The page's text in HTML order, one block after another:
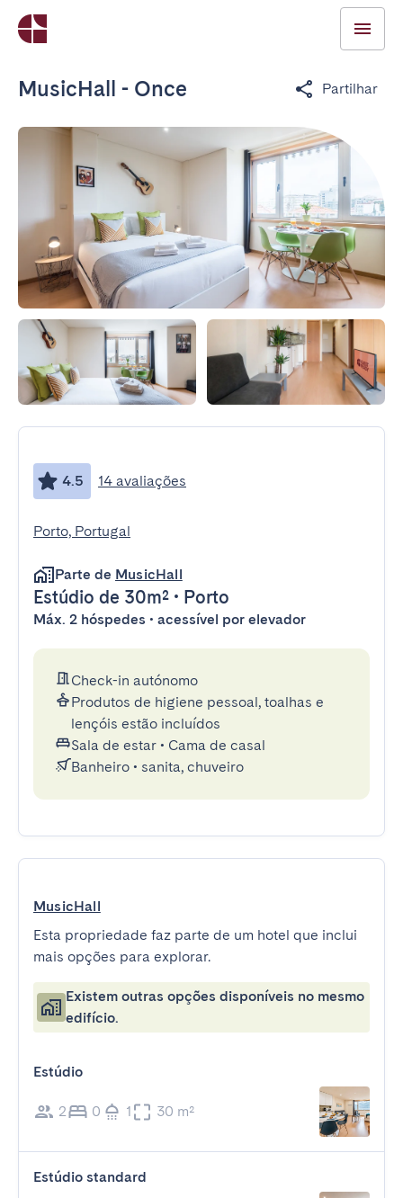
MusicHall - Once Partilhar
4.5 14 avaliações
Porto, Portugal
Parte de MusicHall
Estúdio de 30m² • Porto
Máx. 2 hóspedes • acessível por elevador
Check-in autónomo
Produtos de higiene pessoal, toalhas e
lençóis estão incluídos
Sala de estar • Cama de casal
Banheiro • sanita, chuveiro
MusicHall
Esta propriedade faz parte de um hotel que inclui
mais opções para explorar.
Existem outras opções disponíveis no mesmo
edifício.
Estúdio
2 0 1 30 m²
Estúdio standard